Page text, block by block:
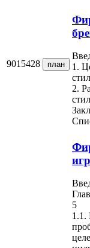
9015428 план
1.
2.
5
1.1.